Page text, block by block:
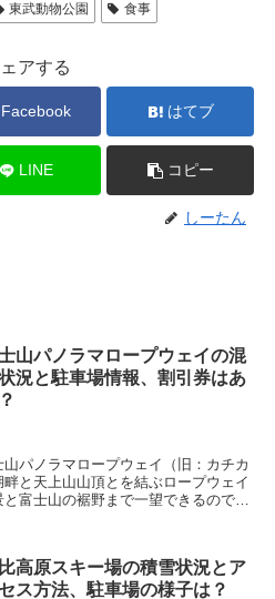
東武動物公園 食事
アする
Facebook はてブ
LINE コピー
しーたん
山パノラマロープウェイの混
況と駐車場情報、割引券はあ
パノラマロープウェイ（旧：カチカ
と天上山山頂とを結ぶロープウェイ
富士山の裾野まで一望できるので、
高原スキー場の積雪状況とア
ス方法、駐車場の様子は？